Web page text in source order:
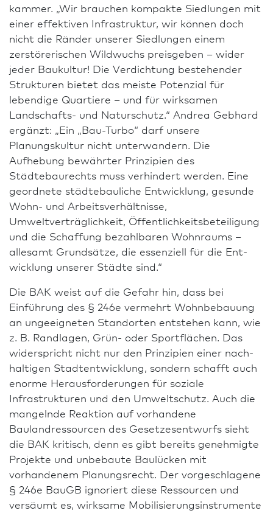
kammer. „Wir brauchen kompakte Siedlungen mit
einer effektiven Infrastruktur, wir können doch
nicht die Ränder unserer Siedlungen einem
zerstörerischen Wildwuchs preisgeben – wider
jeder Bau­kultur! Die Verdichtung bestehender
Strukturen bietet das meiste Potenzial für
lebendige Quar­tie­re – und für wirksamen
Landschafts- und Naturschutz.“ Andrea Gebhard
ergänzt: „Ein „Bau-Turbo“ darf unsere
Planungskultur nicht unterwandern. Die
Aufhebung bewährter Prinzipien des
Städtebaurechts muss verhindert werden. Eine
geordnete städte­bau­liche Ent­wick­lung, gesunde
Wohn- und Arbeits­verhältnisse,
Umweltverträglichkeit, Öffentlichkeitsbeteiligung
und die Schaffung bezahl­baren Wohnraums –
allesamt Grundsätze, die essenziell für die Ent­
wick­lung unserer Städte sind.“
Die BAK weist auf die Gefahr hin, dass bei
Einführung des § 246e vermehrt Wohnbebauung
an ungeeigneten Standorten entstehen kann, wie
z. B. Randlagen, Grün- oder Sportflächen. Das
widerspricht nicht nur den Prinzipien einer nach­
haltigen Stadtentwicklung, sondern schafft auch
enorme Heraus­forderungen für soziale
Infrastrukturen und den Umweltschutz. Auch die
mangelnde Reaktion auf vorhandene
Baulandressourcen des Gesetzesentwurfs sieht
die BAK kritisch, denn es gibt bereits genehmigte
Projekte und unbebaute Baulücken mit
vorhandenem Planungsrecht. Der vorgeschlagene
§ 246e BauGB ignoriert diese Res­sour­cen und
versäumt es, wirksame Mobilisierungsinstrumente